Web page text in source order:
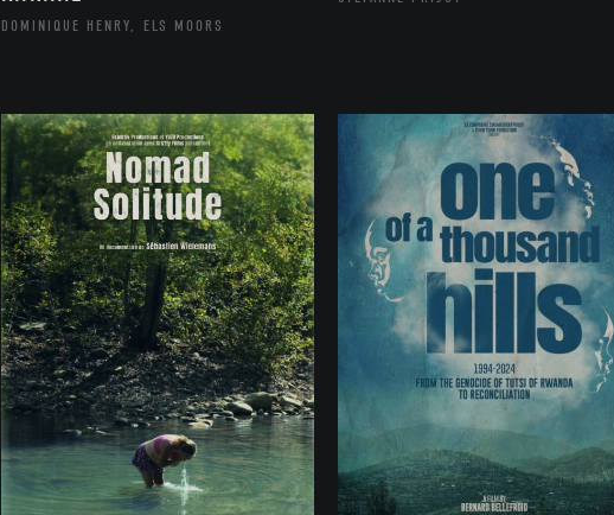
DOMINIQUE HENRY, ELS MOORS